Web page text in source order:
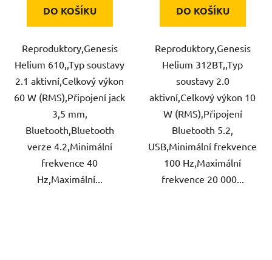
DO KOŠÍKU
Reproduktory,Genesis
Helium 610,,Typ soustavy
2.1 aktivní,Celkový výkon
60 W (RMS),Připojení jack
3,5 mm,
Bluetooth,Bluetooth
verze 4.2,Minimální
frekvence 40
Hz,Maximální...
DO KOŠÍKU
Reproduktory,Genesis
Helium 312BT,,Typ
soustavy 2.0
aktivní,Celkový výkon 10
W (RMS),Připojení
Bluetooth 5.2,
USB,Minimální frekvence
100 Hz,Maximální
frekvence 20 000...